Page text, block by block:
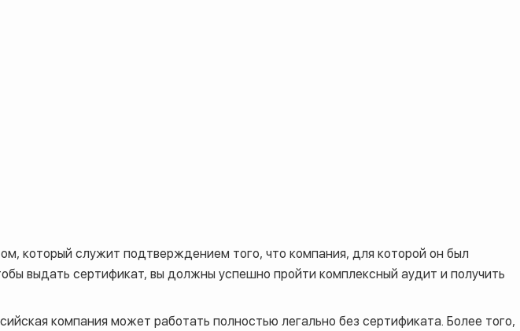
который служит подтверждением того, что компания, для которой он был
выдать сертификат, вы должны успешно пройти комплексный аудит и получить
компания может работать полностью легально без сертификата. Более того,